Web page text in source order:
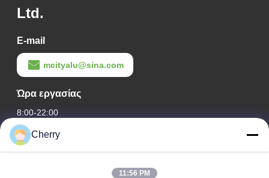
Ltd.
E-mail
mcityalu@sina.com
Ώρα εργασίας
8:00-22:00
Η διεύθυνσή μας
Cherry
11:56 PM